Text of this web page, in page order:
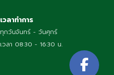
เวลาทำการ
ทุกวันจันทร์ - วันศุกร์
เวลา 08:30 - 16:30 น.